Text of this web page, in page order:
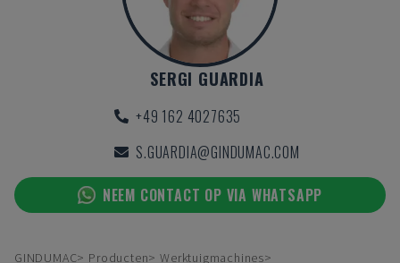
SERGI GUARDIA
+49 162 4027635
S.GUARDIA@GINDUMAC.COM
NEEM CONTACT OP VIA WHATSAPP
GINDUMAC Producten
Werktuigmachines